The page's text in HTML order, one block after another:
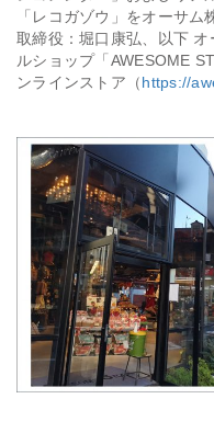
会社情報
資
「レコガゾウ」をオーサ
取締役：堀口康弘、以下
ルショップ「AWESOME
ンラインストア（https://